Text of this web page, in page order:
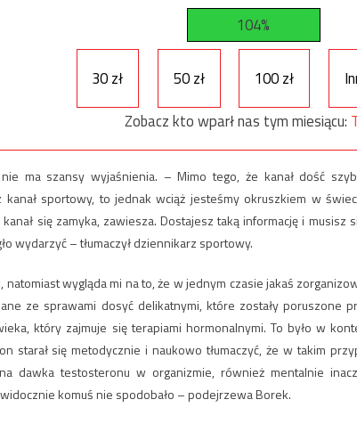
104%
30 zł 50 zł 100 zł
Zobacz kto wparł nas tym miesiącu:
ma szansy wyjaśnienia. – Mimo tego, że kanał dość
sportowy, to jednak wciąż jesteśmy okruszkiem w
się zamyka, zawiesza. Dostajesz taką informację i musisz
wydarzyć – tłumaczył dziennikarz sportowy.
natomiast wygląda mi na to, że w jednym czasie jakaś
ze sprawami dosyć delikatnymi, które zostały poruszone
który zajmuje się terapiami hormonalnymi. To było w
starał się metodycznie i naukowo tłumaczyć, że w takim
dawka testosteronu w organizmie, również mentalnie
komuś nie spodobało – podejrzewa Borek.